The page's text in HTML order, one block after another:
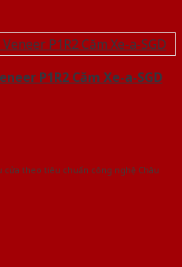
P1R2 Căm Xe-a-SGD
theo tiêu chuẩn công nghệ Châu